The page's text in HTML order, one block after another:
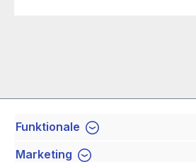
Service-Hotline
Funktionale
Marketing